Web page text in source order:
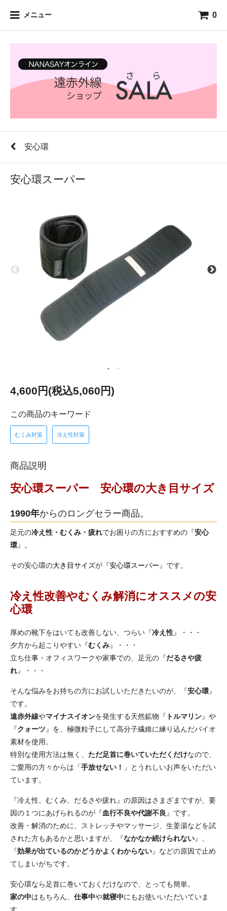
メニュー 0
安心環
安心環スーパー
4,600円(税込5,060円)
この商品のキーワード
むくみ対策 冷え性対策
商品説明
安心環スーパー 安心環の大き目サイズ
1990年からのロングセラー商品。
足元の冷え性・むくみ・疲れでお困りの方におすすめの『安心
環』。
その安心環の大き目サイズが『安心環スーパー 』です。
冷え性改善やむくみ解消にオススメの安
心環
厚めの靴下をはいても改善しない、つらい『冷え性』・・・
夕方から起こりやすい『むくみ』・・・
立ち仕事・オフィスワークや家事での、足元の『だるさや疲
れ』・・・
そんな悩みをお持ちの方にお試しいただきたいのが、『安心環』
です。
遠赤外線やマイナスイオンを発生する天然鉱物『 トルマリン』や
『クォーツ 』を、極微粒子にして高分子繊維に練り込んだバイオ
素材を使用。
特別な使用方法は無く、 ただ足首に巻いていただくだけなので、
ご愛用の方々からは「手放せない！
」とうれしいお声をいただい
ています。
『冷え性、むくみ、だるさや疲れ』の原因はさまざまですが、要
因の１つにあげられるのが『血行不良や代謝不良 』です。
改善・解消のために、ストレッチやマッサージ、生姜湯などを試
された方もあるかと思いますが、『なかなか続けられない』、
『効果が出ているのかどうかよくわからない』などの原因で止め
てしまいがちです。
安心環なら足首に巻いておくだけなので、とっても簡単。
家の中はもちろん、 仕事中や就寝中にもお使いいただいていま